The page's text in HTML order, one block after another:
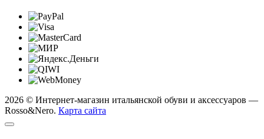
2026 © Интернет-магазин итальянской обуви и аксессуаров —
Rosso&Nero. Карта сайта